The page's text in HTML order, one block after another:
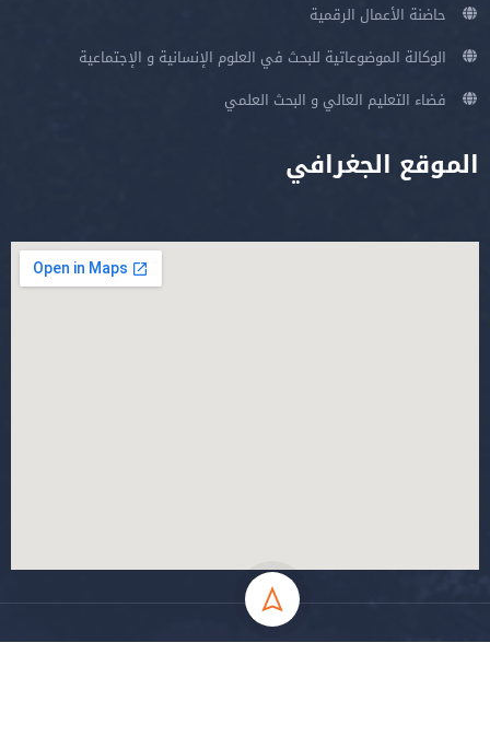
حاضنة الأعمال الرقمية
الوكالة الموضوعاتية للبحث في العلوم الإنسانية و الإجتماعية
فضاء التعليم العالي و البحث العلمي
الموقع الجغرافي
جميع الحقوق محفوظة جامعة المسيلة - 2024